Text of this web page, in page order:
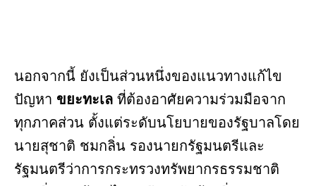
นอกจากนี้ ยังเป็นส่วนหนึ่งของแนวทางแก้ไข
ปัญหา ขยะทะเล ที่ต้องอาศัยความร่วมมือจาก
ทุกภาคส่วน ตั้งแต่ระดับนโยบายของรัฐบาลโดย
นายสุชาติ ชมกลิ่น รองนายกรัฐมนตรีและ
รัฐมนตรีว่าการกระทรวงทรัพยากรธรรมชาติ